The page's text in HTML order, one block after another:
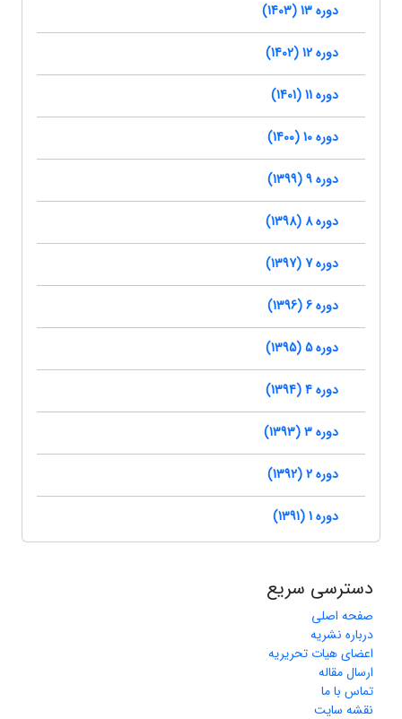
دوره 13 (1403)
دوره 12 (1402)
دوره 11 (1401)
دوره 10 (1400)
دوره 9 (1399)
دوره 8 (1398)
دوره 7 (1397)
دوره 6 (1396)
دوره 5 (1395)
دوره 4 (1394)
دوره 3 (1393)
دوره 2 (1392)
دوره 1 (1391)
دسترسی سریع
صفحه اصلی
درباره نشریه
اعضای هیات تحریریه
ارسال مقاله
تماس با ما
نقشه سایت